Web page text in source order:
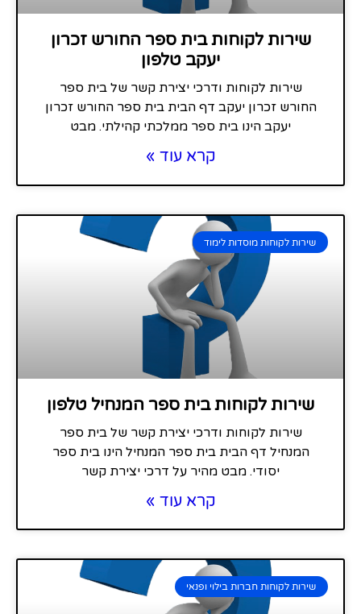
שירות לקוחות בית ספר החורש זכרון
יעקב טלפון
שירות לקוחות ודרכי יצירת קשר של בית ספר
החורש זכרון יעקב דף הבית בית ספר החורש זכרון
יעקב הינו בית ספר ממלכתי קהילתי. מבט
קרא עוד »
שירות לקוחות מוסדות לימוד
שירות לקוחות בית ספר המנחיל טלפון
שירות לקוחות ודרכי יצירת קשר של בית ספר
המנחיל דף הבית בית ספר המנחיל הינו בית ספר
יסודי. מבט מהיר על דרכי יצירת קשר
קרא עוד »
שירות לקוחות חברות בילוי ופנאי